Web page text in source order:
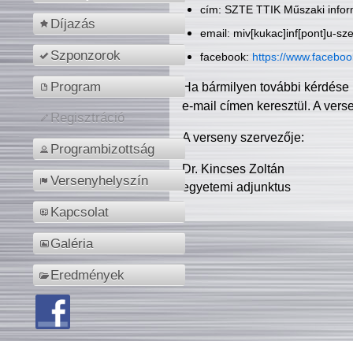
Díjazás
Szponzorok
Program
Regisztráció
Programbizottság
Versenyhelyszín
Kapcsolat
Galéria
Eredmények
cím: SZTE TTIK Műszaki
email: miv[kukac]inf[pont]u-
facebook: https://
Ha bármilyen további
e-mail címen keresztül. A
A verseny szervezője:
Dr. Kincses Zoltán
egyetemi adjunktus